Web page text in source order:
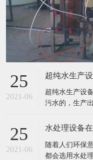
也就深受到企
要也是用在水
业中的。 超纯水生产设备的工作原理： 超纯水生
产设备的工作
子去除不想要
25
2021-06
水处理设备
随着人们环保
都会选用水处
么，这种设备具有哪些
出水水质好。 2、工业食品超纯水设备多采用多
介质过滤器、
预处理，能有
沙、异味等杂
25
2021-06
反渗透膜污
反渗透膜，是
它所产生的膜
让膜孔径变小
渗透设备的核
的要素、损害。 1、反渗透体系污染 反渗透
的污染通常指
25
2021-06
反渗透膜在
彩色显像管是
与黑白显像管